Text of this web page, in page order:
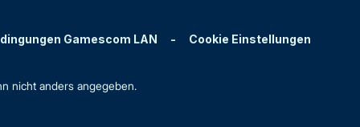
Gamescom LAN - Cookie Einstellungen
nicht anders angegeben.